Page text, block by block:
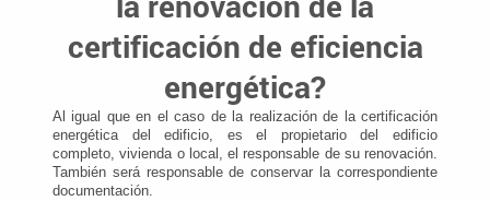
certificación de eficiencia
energética?
Al igual que en el caso de la realización de la certificación
energética del edificio, es el propietario del edificio
completo, vivienda o local, el responsable de su renovación.
También será responsable de conservar la correspondiente
documentación.